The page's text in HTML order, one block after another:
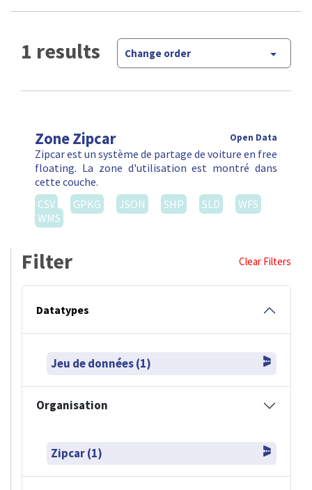
1 results Change order
Zone Zipcar Open Data
Zipcar est un système de partage de voiture en free
floating. La zone d'utilisation est montré dans
cette couche.
CSV
GPKG JSON SHP SLD
WFS
WMS
Filter Clear Filters
Datatypes
Jeu de données (1)
Organisation
Zipcar (1)